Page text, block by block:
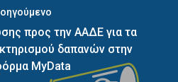
προς την ΑΑΔΕ για τα
δαπανών στην
MyData